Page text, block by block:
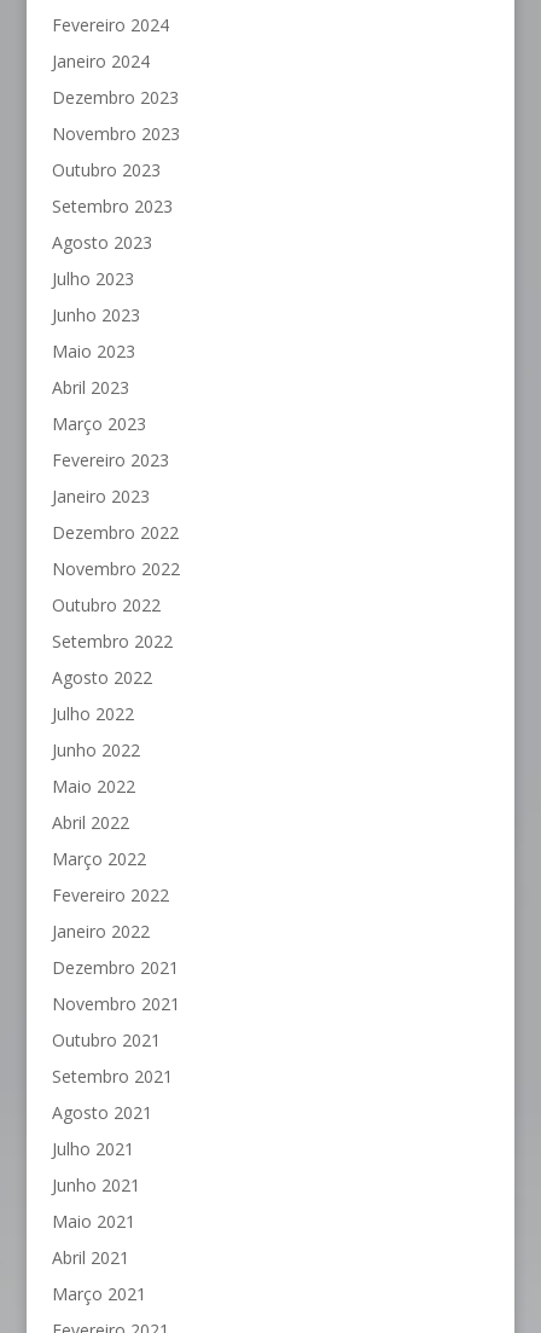
Fevereiro 2024
Janeiro 2024
Dezembro 2023
Novembro 2023
Outubro 2023
Setembro 2023
Agosto 2023
Julho 2023
Junho 2023
Maio 2023
Abril 2023
Março 2023
Fevereiro 2023
Janeiro 2023
Dezembro 2022
Novembro 2022
Outubro 2022
Setembro 2022
Agosto 2022
Julho 2022
Junho 2022
Maio 2022
Abril 2022
Março 2022
Fevereiro 2022
Janeiro 2022
Dezembro 2021
Novembro 2021
Outubro 2021
Setembro 2021
Agosto 2021
Julho 2021
Junho 2021
Maio 2021
Abril 2021
Março 2021